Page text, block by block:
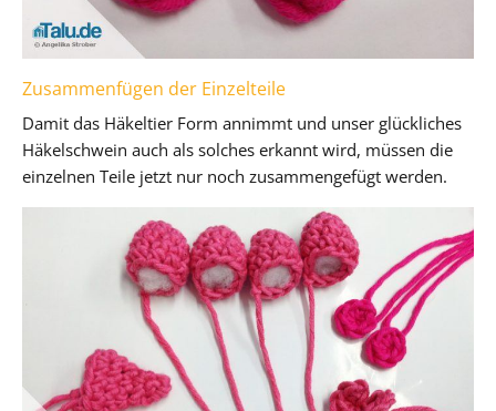
Zusammenfügen der Einzelteile
Damit das Häkeltier Form annimmt und unser glückliches
Häkelschwein auch als solches erkannt wird, müssen die
einzelnen Teile jetzt nur noch zusammengefügt werden.